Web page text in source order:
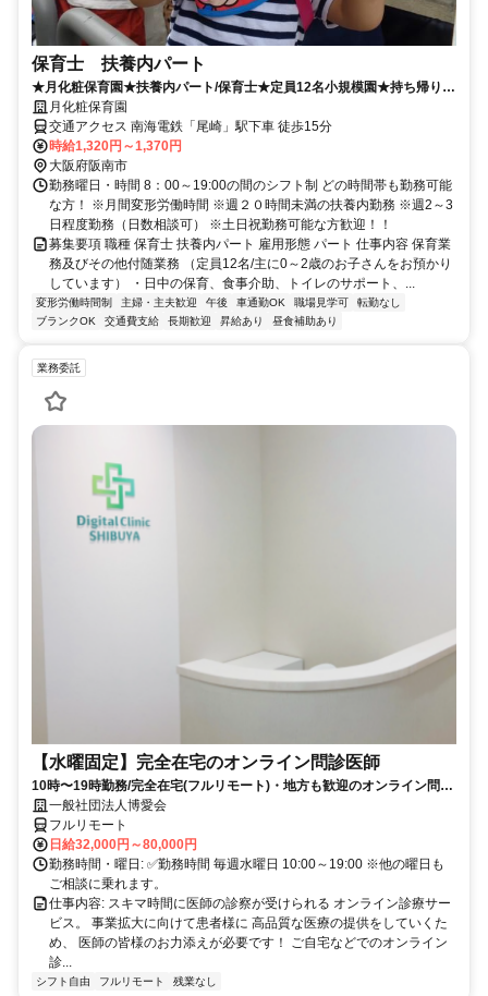
保育士 扶養内パート
★月化粧保育園★扶養内パート/保育士★定員12名小規模園★持ち帰りな
し★残業ほぼなし★ブランクOK♪
月化粧保育園
交通アクセス 南海電鉄「尾崎」駅下車 徒歩15分
時給1,320円～1,370円
大阪府阪南市
勤務曜日・時間 8：00～19:00の間のシフト制 どの時間帯も勤務可能
な方！ ※月間変形労働時間 ※週２０時間未満の扶養内勤務 ※週2～3
日程度勤務（日数相談可） ※土日祝勤務可能な方歓迎！！
募集要項 職種 保育士 扶養内パート 雇用形態 パート 仕事内容 保育業
務及びその他付随業務 （定員12名/主に0～2歳のお子さんをお預かり
しています） ・日中の保育、食事介助、トイレのサポート、...
変形労働時間制 主婦・主夫歓迎 午後 車通勤OK 職場見学可
転勤なし
ブランクOK
交通費支給 長期歓迎 昇給あり 昼食補助あり
業務委託
【水曜固定】完全在宅のオンライン問診医師
10時〜19時勤務/完全在宅(フルリモート)・地方も歓迎のオンライン問診
業務一般社団法人博愛会
フルリモート
日給32,000円～80,000円
勤務時間・曜日: ✅勤務時間 毎週水曜日 10:00～19:00 ※他の曜日も
ご相談に乗れます。
仕事内容: スキマ時間に医師の診察が受けられる オンライン診療サー
ビス。 事業拡大に向けて患者様に 高品質な医療の提供をしていくた
め、 医師の皆様のお力添えが必要です！ ご自宅などでのオンライン
診...
シフト自由 フルリモート 残業なし